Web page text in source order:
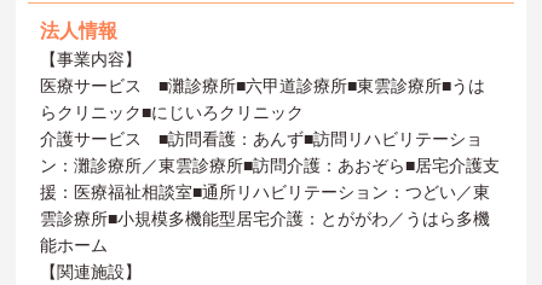
法人情報
【事業内容】
医療サービス ■灘診療所■六甲道診療所■東雲診療所■うは
らクリニック■にじいろクリニック
介護サービス ■訪問看護：あんず■訪問リハビリテーショ
ン：灘診療所／東雲診療所■訪問介護：あおぞら■居宅介護支
援：医療福祉相談室■通所リハビリテーション：つどい／東
雲診療所■小規模多機能型居宅介護：とががわ／うはら多機
能ホーム
【関連施設】